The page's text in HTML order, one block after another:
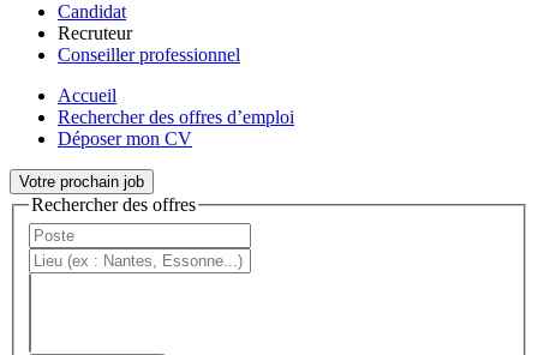
Candidat
Recruteur
Conseiller professionnel
Accueil
Rechercher des offres d’emploi
Déposer mon CV
Votre prochain job
Rechercher des offres